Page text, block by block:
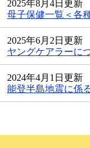
2025年8月4日更新
母子保健一覧＜各
2025年6月2日更新
ヤングケアラーに
2024年4月1日更新
能登半島地震に係